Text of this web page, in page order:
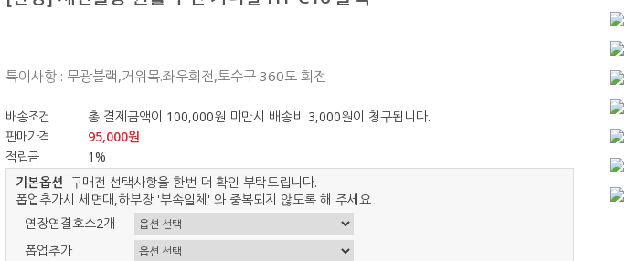
특이사항 : 무광블랙,거위목.좌우회전,토수구 360도 회전
배송조건
총 결제금액이 100,000원 미만시 배송비 3,000원이 청구됩니다.
판매가격
95,000원
적립금
1%
기본옵션 구매전 선택사항을 한번 더 확인 부탁드립니다.
폽업추가시 세면대,하부장 '부속일체' 와 중복되지 않도록 해 주세요
연장연결호스2개
폽업추가